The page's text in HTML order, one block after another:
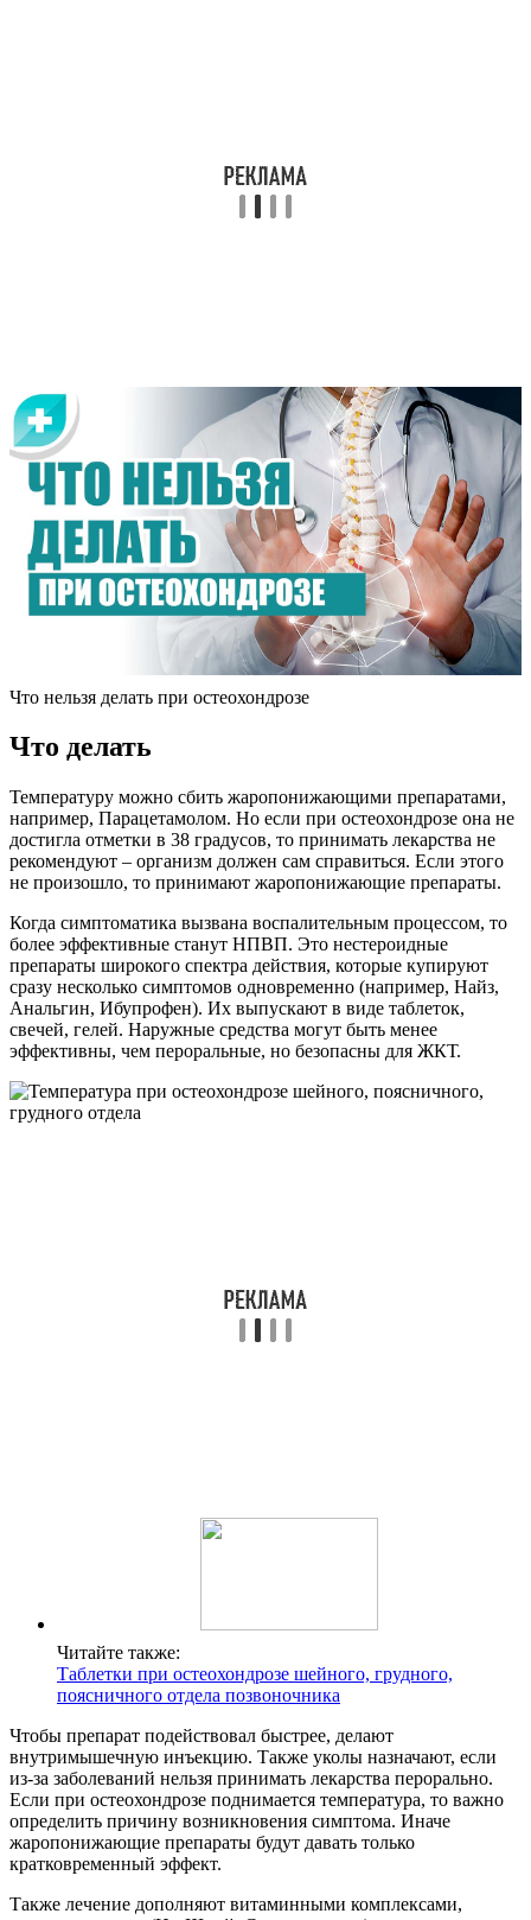
Что нельзя делать при остеохондрозе
Что делать
Температуру можно сбить жаропонижающими препаратами,
например, Парацетамолом. Но если при остеохондрозе она не
достигла отметки в 38 градусов, то принимать лекарства не
рекомендуют – организм должен сам справиться. Если этого
не произошло, то принимают жаропонижающие препараты.
Когда симптоматика вызвана воспалительным процессом, то
более эффективные станут НПВП. Это нестероидные
препараты широкого спектра действия, которые купируют
сразу несколько симптомов одновременно (например, Найз,
Анальгин, Ибупрофен). Их выпускают в виде таблеток,
свечей, гелей. Наружные средства могут быть менее
эффективны, чем пероральные, но безопасны для ЖКТ.
Читайте также:
Таблетки при остеохондрозе шейного, грудного,
поясничного отдела позвоночника
Чтобы препарат подействовал быстрее, делают
внутримышечную инъекцию. Также уколы назначают, если
из-за заболеваний нельзя принимать лекарства перорально.
Если при остеохондрозе поднимается температура, то важно
определить причину возникновения симптома. Иначе
жаропонижающие препараты будут давать только
кратковременный эффект.
Также лечение дополняют витаминными комплексами,